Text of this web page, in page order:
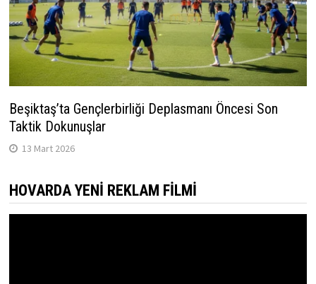
Beşiktaş’ta Gençlerbirliği Deplasmanı Öncesi Son
Taktik Dokunuşlar
13 Mart 2026
HOVARDA YENI REKLAM FILMI